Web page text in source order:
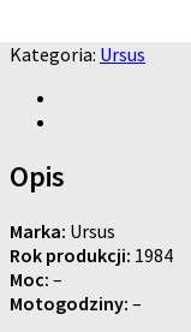
Kategoria: Ursus
Opis
Marka: Ursus
Rok produkcji: 1984
Moc: –
Motogodziny: –